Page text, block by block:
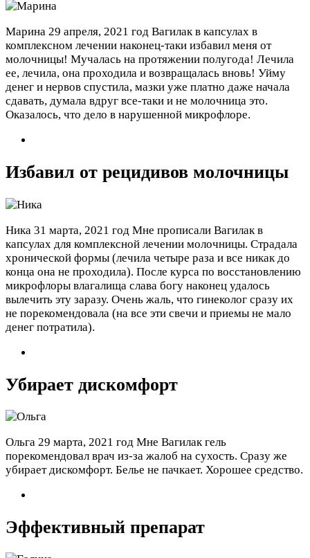
Марина 29 апреля, 2021 год Вагилак в капсулах в
комплексном лечении наконец-таки избавил меня от
молочницы! Мучалась на протяжении полугода! Лечила
ее, лечила, она проходила и возвращалась вновь! Уйму
денег и нервов спустила, мазки уже платно даже начала
сдавать, думала вдруг все-таки и не молочница это.
Оказалось, что дело в нарушенной микрофлоре.
Избавил от рецидивов молочницы
Ника 31 марта, 2021 год Мне прописали Вагилак в
капсулах для комплексной лечении молочницы. Страдала
хронической формы (лечила четыре раза и все никак до
конца она не проходила). После курса по восстановлению
микрофлоры влагалища слава богу наконец удалось
вылечить эту заразу. Очень жаль, что гинеколог сразу их
не порекомендовала (на все эти свечи и приемы не мало
денег потратила).
Убирает дискомфорт
Ольга 29 марта, 2021 год Мне Вагилак гель
порекомендовал врач из-за жалоб на сухость. Сразу же
убирает дискомфорт. Белье не пачкает. Хорошее средство.
Эффективный препарат